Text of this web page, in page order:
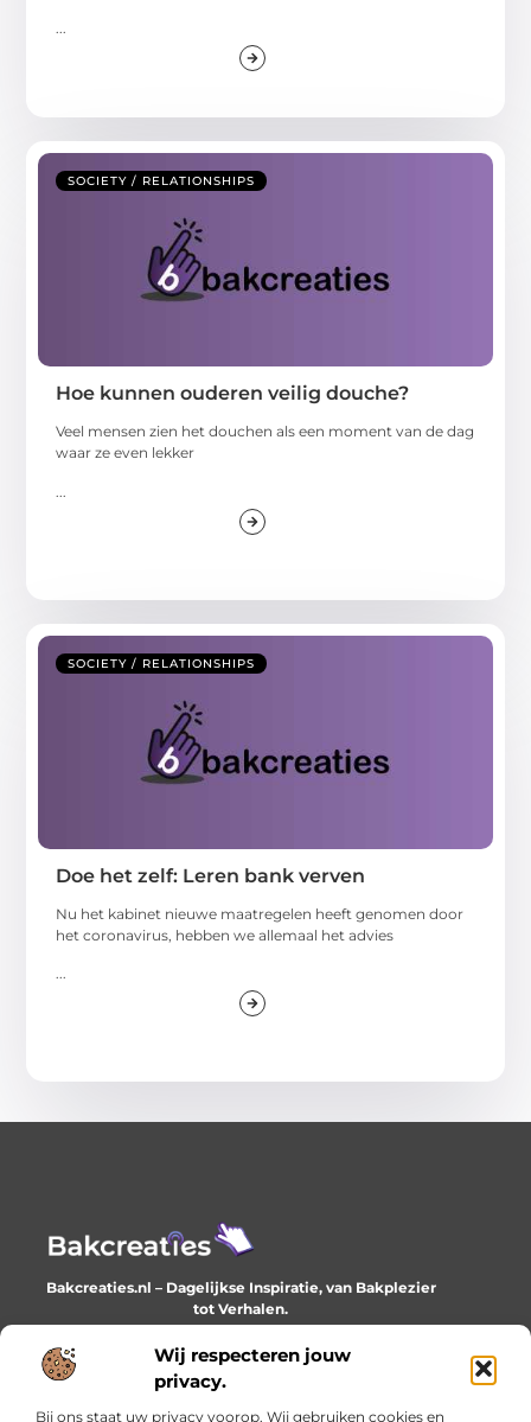
Wij respecteren jouw
privacy.
Bij ons staat uw privacy voorop. Wij gebruiken cookies en
...
SOCIETY / RELATIONSHIPS
Hoe kunnen ouderen veilig douche?
Veel mensen zien het douchen als een moment van de dag
waar ze even lekker
SOCIETY / RELATIONSHIPS
Doe het zelf: Leren bank verven
Nu het kabinet nieuwe maatregelen heeft genomen door
het coronavirus, hebben we allemaal het advies
...
Bakcreaties.nl – Dagelijkse Inspiratie, van Bakplezier
tot Verhalen.
Ontdek unieke en creatieve verhalen die je elke dag
verrijken en inspireren.